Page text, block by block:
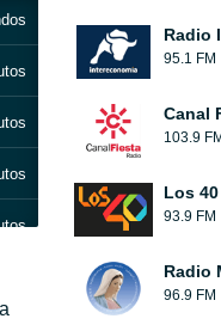
Radio
95.1 FM
Canal
103.9
Los
93.9 FM
Radio
96.9 FM